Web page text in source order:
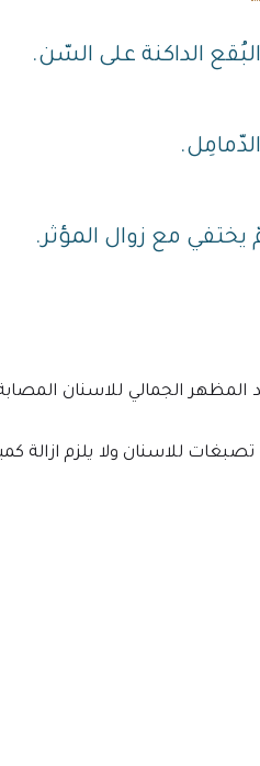
الداكنة على السّن.
يختفي مع زوال المؤثر.
الجمالي للاسنان
للاسنان ولا يلزم ازالة